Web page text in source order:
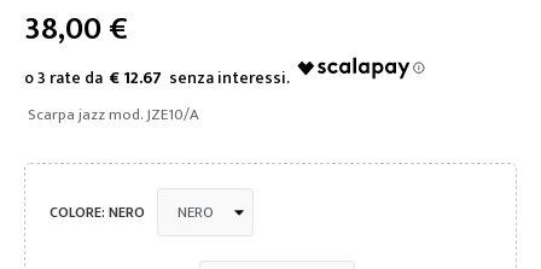
38,00 €
€ 12.67
Scarpa jazz mod. JZE10/A
COLORE: NERO